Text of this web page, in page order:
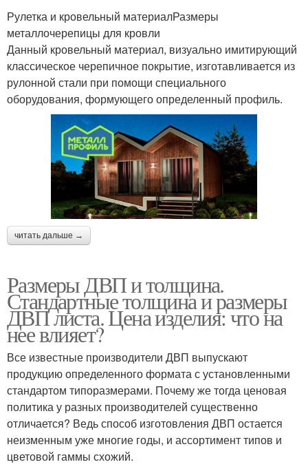
Рулетка и кровельный материалРазмеры
металлочерепицы для кровли
Данный кровельный материал, визуально имитирующий
классическое черепичное покрытие, изготавливается из
рулонной стали при помощи специального
оборудования, формующего определенный профиль.
читать дальше →
Размеры ДВП и толщина.
Стандартные толщина и размеры
ДВП листа. Цена изделия: что на
нее влияет?
Все известные производители ДВП выпускают
продукцию определенного формата с установленными
стандартом типоразмерами. Почему же тогда ценовая
политика у разных производителей существенно
отличается? Ведь способ изготовления ДВП остается
неизменным уже многие годы, и ассортимент типов и
цветовой гаммы схожий.